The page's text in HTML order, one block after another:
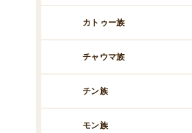
カトゥー族
チャウマ族
チン族
モン族